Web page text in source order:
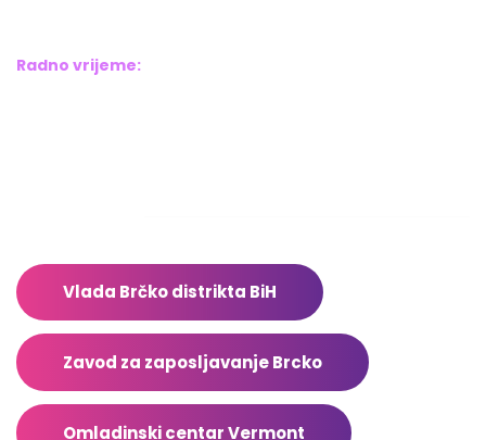
Radno vrijeme:
Vlada Brčko distrikta BiH
Zavod za zaposljavanje Brcko
Omladinski centar Vermont